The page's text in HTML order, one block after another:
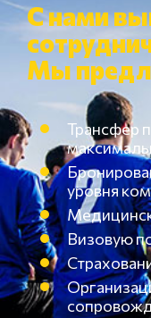
С нами
Мы
Трансфер
уровня
Визовую